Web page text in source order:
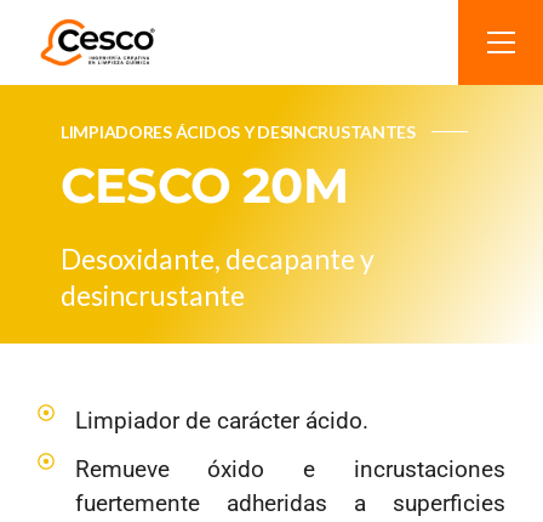
LIMPIADORES ÁCIDOS Y DESINCRUSTANTES
CESCO 20M
Desoxidante, decapante y
desincrustante
Limpiador de carácter ácido.
Remueve óxido e incrustaciones
fuertemente adheridas a superficies